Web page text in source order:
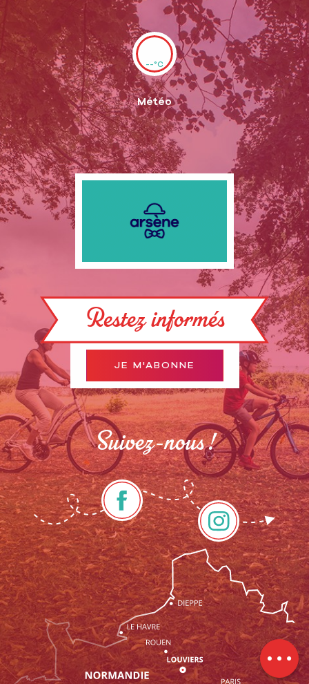
Description
Contacter
par email
--°C
Météo
Restez informés
JE M'ABONNE
Suivez-nous !